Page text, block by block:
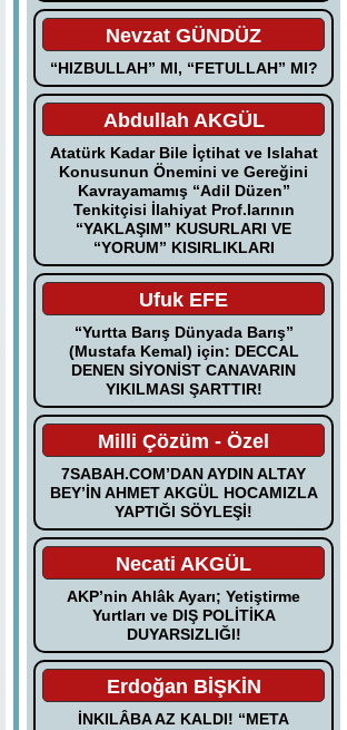
Nevzat GÜNDÜZ
“HIZBULLAH” MI, “FETULLAH” MI?
Abdullah AKGÜL
Atatürk Kadar Bile İçtihat ve Islahat
Konusunun Önemini ve Gereğini
Kavrayamamış “Adil Düzen”
Tenkitçisi İlahiyat Prof.larının
“YAKLAŞIM” KUSURLARI VE
“YORUM” KISIRLIKLARI
Ufuk EFE
“Yurtta Barış Dünyada Barış”
(Mustafa Kemal) için: DECCAL
DENEN SİYONİST CANAVARIN
YIKILMASI ŞARTTIR!
Milli Çözüm - Özel
7SABAH.COM’DAN AYDIN ALTAY
BEY’İN AHMET AKGÜL HOCAMIZLA
YAPTIĞI SÖYLEŞİ!
Necati AKGÜL
AKP’nin Ahlâk Ayarı; Yetiştirme
Yurtları ve DIŞ POLİTİKA
DUYARSIZLIĞI!
Erdoğan BİŞKİN
İNKILÂBA AZ KALDI! “META